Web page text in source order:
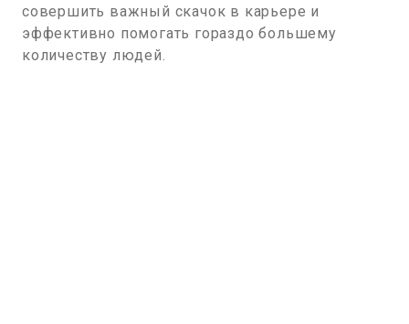
совершить важный скачок в карьере и
эффективно помогать гораздо большему
количеству людей.